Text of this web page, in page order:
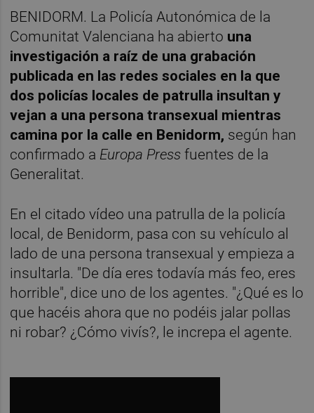
BENIDORM. La Policía Autonómica de la
Comunitat Valenciana ha abierto una
investigación a raíz de una grabación
publicada en las redes sociales en la que
dos policías locales de patrulla insultan y
vejan a una persona transexual mientras
camina por la calle en Benidorm, según han
confirmado a Europa Press fuentes de la
Generalitat.
En el citado vídeo una patrulla de la policía
local, de Benidorm, pasa con su vehículo al
lado de una persona transexual y empieza a
insultarla. "De día eres todavía más feo, eres
horrible", dice uno de los agentes. "¿Qué es lo
que hacéis ahora que no podéis jalar pollas
ni robar? ¿Cómo vivís?, le increpa el agente.